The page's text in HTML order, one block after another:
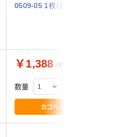
0509-05 1枚（直送品）
￥1,388 （税込）
数量
カゴへ